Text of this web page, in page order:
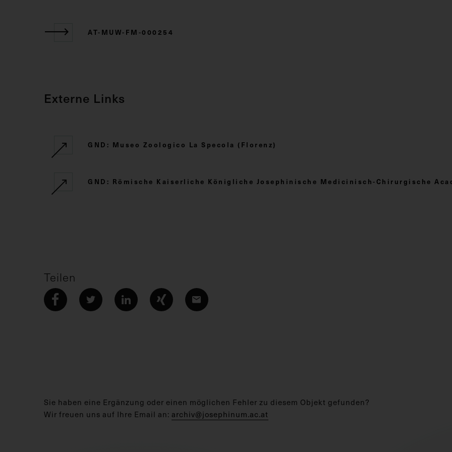
AT-MUW-FM-000254
Externe Links
GND: Museo Zoologico La Specola (Florenz)
GND: Römische Kaiserliche Königliche Josephinische Medicinisch-Chirurgische
Teilen
Sie haben eine Ergänzung oder einen möglichen Fehler zu diesem Objekt gefunden?
Wir freuen uns auf Ihre Email an: archiv@josephinum.ac.at